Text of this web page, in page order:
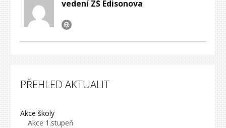
vedení ZŠ Edisonova
PŘEHLED AKTUALIT
Akce školy
Akce 1.stupeň